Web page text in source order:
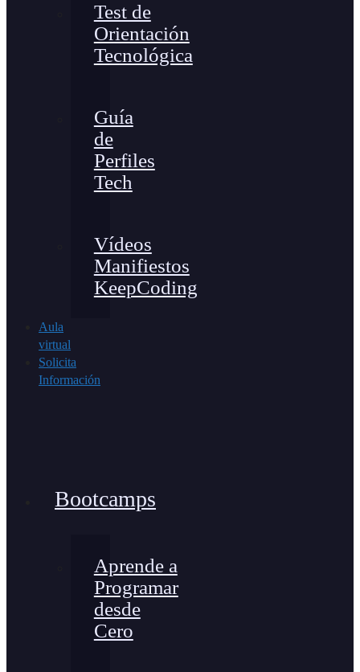
Test de
Orientación
Tecnológica
Guía
de
Perfiles
Tech
Vídeos
Manifiestos
KeepCoding
Aula
virtual
Solicita
Información
Bootcamps
Aprende a
Programar
desde
Cero